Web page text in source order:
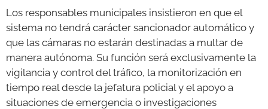
Los responsables municipales insistieron en que el
sistema no tendrá carácter sancionador automático y
que las cámaras no estarán destinadas a multar de
manera autónoma. Su función será exclusivamente la
vigilancia y control del tráfico, la monitorización en
tiempo real desde la jefatura policial y el apoyo a
situaciones de emergencia o investigaciones